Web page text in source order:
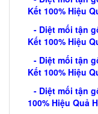
Kết 100% Hiệu
- Diệt mối tận
Kết 100% Hiệu
- Diệt mối tận
Kết 100% Hiệu
- Diệt mối tận
100% Hiệu Quả